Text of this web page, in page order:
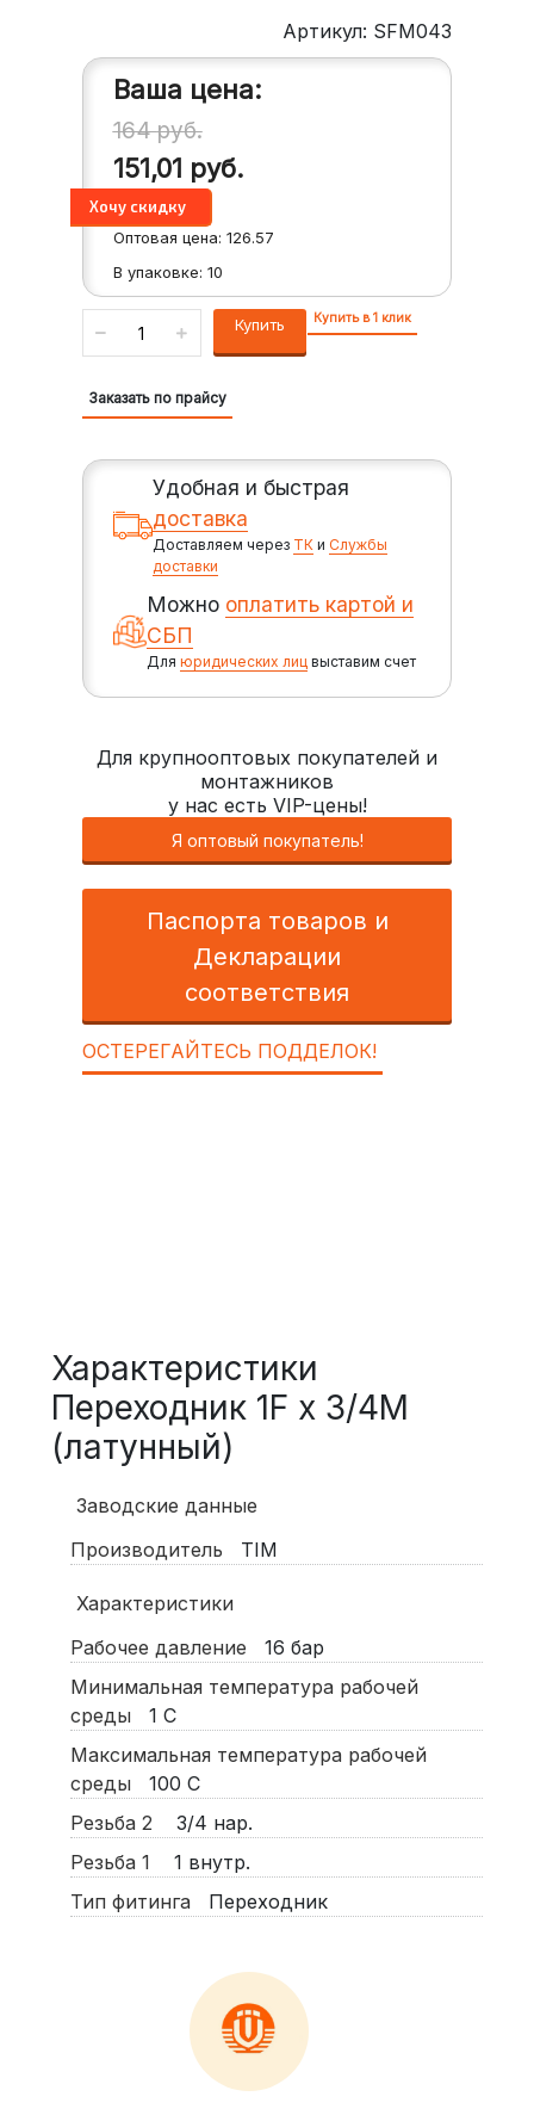
Артикул: SFM043
Ваша цена:
164руб.
151,01 руб.
Оптовая цена: 126.57
В упаковке: 10
Купить Купить в 1 клик
Заказать по прайсу
Удобная и быстрая
доставка
Доставляем через ТК иСлужбы
доставки
Можно оплатить картой и
СБП
Дляюридических лиц выставим счет
Для крупнооптовых покупателей и
монтажников
у нас есть VIP-цены!
Я оптовый покупатель!
Паспорта товаров и
Декларации
соответствия
ОСТЕРЕГАЙТЕСЬ ПОДДЕЛОК!
Характеристики
Переходник 1F х 3/4M
(латунный)
Заводские данные
Производитель
TIM
Характеристики
Рабочее давление
16 бар
Минимальная температура рабочей
среды
1 С
Максимальная температура рабочей
среды
100 С
Резьба 2
3/4 нар.
Резьба 1
1 внутр.
Тип фитинга
Переходник